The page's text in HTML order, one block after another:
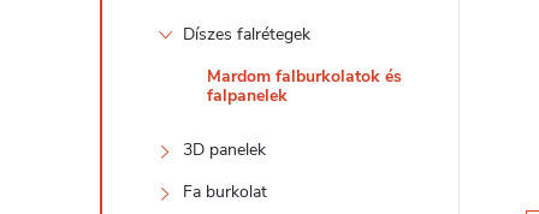
Díszes falrétegek
Mardom falburkolatok és
falpanelek
3D panelek
Fa burkolat